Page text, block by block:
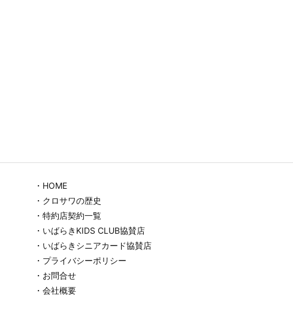
・HOME
・クロサワの歴史
・特約店契約一覧
・いばらきKIDS CLUB協賛店
・いばらきシニアカード協賛店
・プライバシーポリシー
・お問合せ
・会社概要